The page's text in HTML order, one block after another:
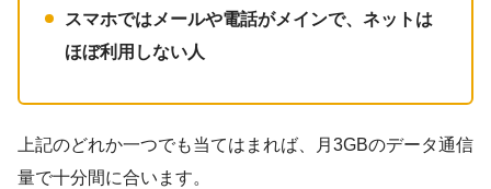
スマホではメールや電話がメインで、ネットは
ほぼ利用しない人
上記のどれか一つでも当てはまれば、月3GBのデータ通信
量で十分間に合います。